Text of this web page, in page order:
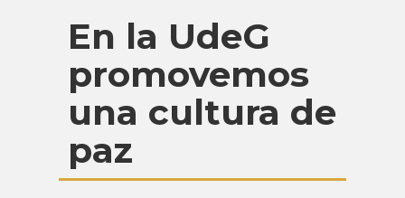
En la UdeG
promovemos
una cultura de
paz